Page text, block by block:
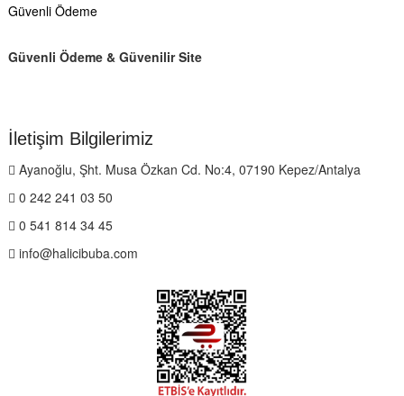
Güvenli Ödeme
Güvenli Ödeme & Güvenilir Site
İletişim Bilgilerimiz
Ayanoğlu, Şht. Musa Özkan Cd. No:4, 07190 Kepez/Antalya
0 242 241 03 50
0 541 814 34 45
info@halicibuba.com